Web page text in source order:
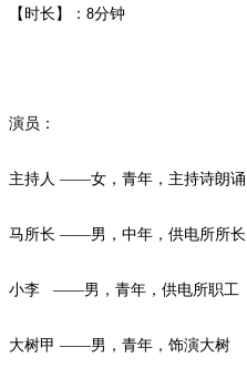
【时长】： 8分钟
演员：
主持人 ——女，青年，主持诗朗诵
马所长 ——男，中年，供电所所长
小李 ——男，青年，供电所职工
大树甲 ——男，青年，饰演大树